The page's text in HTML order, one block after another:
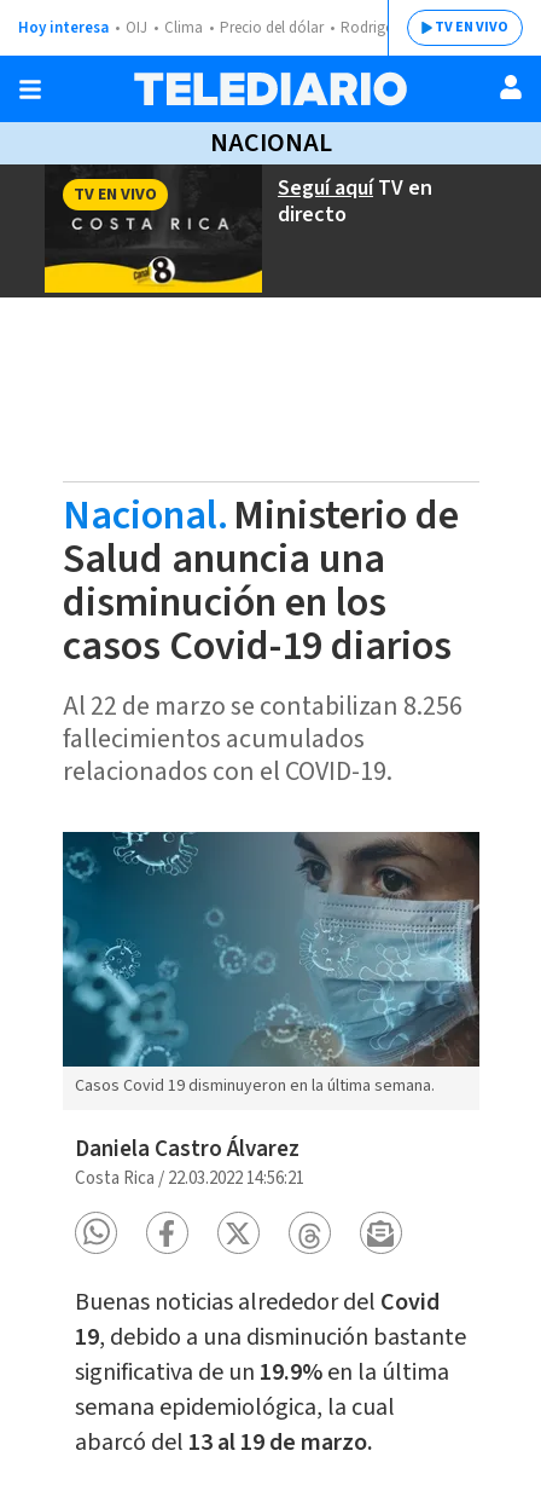
Hoy interesa OIJ Clima Precio del dólar Rodrigo ChavesTV EN VIVO
NACIONAL
Seguí aquíTV en
directo
TV EN VIVO
Nacional.Ministerio de
Salud anuncia una
disminución en los
casos Covid-19 diarios
Al 22 de marzo se contabilizan 8.256
fallecimientos acumulados
relacionados con el COVID-19.
Casos Covid 19 disminuyeron en la última semana.
Daniela Castro Álvarez
Costa Rica /22.03.2022 14:56:21
Buenas noticias alrededor del Covid
19, debido a una disminución bastante
significativa de un 19.9%en la última
semana epidemiológica, la cual
abarcó del 13 al 19 de marzo.